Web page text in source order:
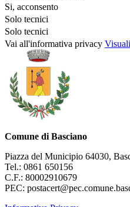
Si, acconsento
Solo tecnici
Solo tecnici
Vai all'informativa privacy
Comune di Basciano
Piazza del Municipio 64030,
Tel.: 0861 650156
C.F.: 80002910679
PEC: